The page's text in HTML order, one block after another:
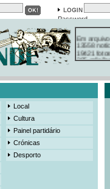
Password
Em arquivo
13558
19421
385
Local
Cultura
Painel partidário
Crónicas
Desporto